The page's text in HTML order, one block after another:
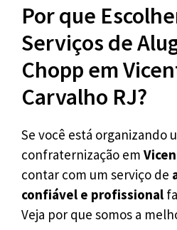
Por que
Serviços de
Chopp em
Carvalho RJ?
Se você está organizando
confraternização em
contar com um serviço de
confiável e profissional
Veja por que somos a